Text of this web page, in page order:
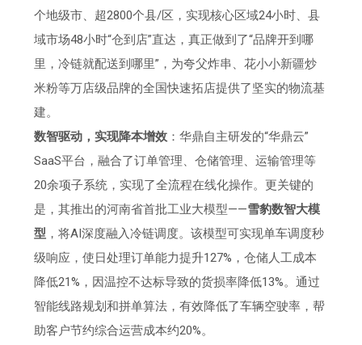
个地级市、超2800个县/区，实现核心区域24小时、县
域市场48小时“仓到店”直达，真正做到了“品牌开到哪
里，冷链就配送到哪里”，为夸父炸串、花小小新疆炒
米粉等万店级品牌的全国快速拓店提供了坚实的物流基
建。
数智驱动，实现降本增效 ：华鼎自主研发的“华鼎云”
SaaS平台，融合了订单管理、仓储管理、运输管理等
20余项子系统，实现了全流程在线化操作。更关键的
是，其推出的河南省首批工业大模型——雪豹数智大模
型 ，将AI深度融入冷链调度。该模型可实现单车调度秒
级响应，使日处理订单能力提升127%，仓储人工成本
降低21%，因温控不达标导致的货损率降低13%。通过
智能线路规划和拼单算法，有效降低了车辆空驶率，帮
助客户节约综合运营成本约20%。